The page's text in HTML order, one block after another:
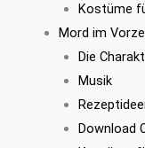
Kostüme
Mord im
Die
Musik
Download